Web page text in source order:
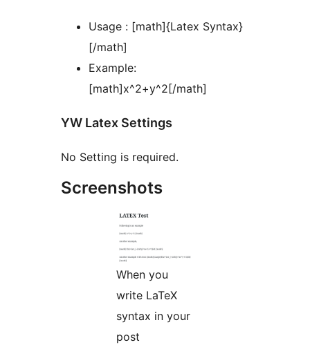
Usage : [math]{Latex Syntax}
[/math]
Example:
[math]x^2+y^2[/math]
YW Latex Settings
No Setting is required.
Screenshots
When you
write LaTeX
syntax in your
post